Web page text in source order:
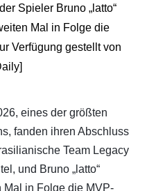
Spieler Bruno „latto“
Mal in Folge die
Verfügung gestellt von
eines der größten
fanden ihren Abschluss
Team Legacy
und Bruno „latto“
Mal in Folge die MVP-